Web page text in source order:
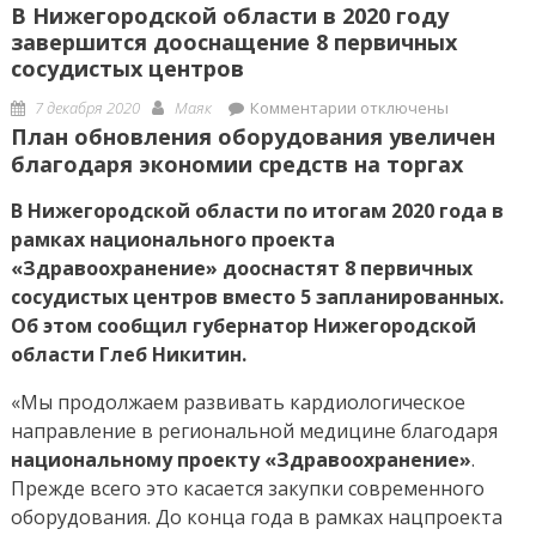
В Нижегородской области в 2020 году
завершится дооснащение 8 первичных
сосудистых центров
Posted
on
7 декабря 2020 Author
Маяк Комментариик
записи
В
области
2020
году
завершится
первичных
сосудистых
центров
отключены
План обновления оборудования увеличен
благодаря экономии средств на торгах
В Нижегородской области по итогам 2020 года в
рамках национального проекта
«Здравоохранение» дооснастят 8 первичных
сосудистых центров вместо 5 запланированных.
Об этом сообщил губернатор Нижегородской
области Глеб Никитин.
«Мы продолжаем развивать кардиологическое
направление в региональной медицине благодаря
национальному проекту «Здравоохранение».
Прежде всего это касается закупки современного
оборудования. До конца года в рамках нацпроекта